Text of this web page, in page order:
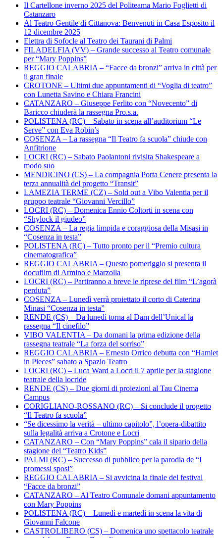
Il Cartellone inverno 2025 del Politeama Mario Foglietti di
Catanzaro
Al Teatro Gentile di Cittanova: Benvenuti in Casa Esposito il
12 dicembre 2025
Elettra di Sofocle al Teatro dei Taurani di Palmi
FILADELFIA (VV) – Grande successo al Teatro comunale
per “Mary Poppins”
REGGIO CALABRIA – “Facce da bronzi” arriva in città per
il gran finale
CROTONE – Ultimi due appuntamenti di “Voglia di teatro”
con Lunetta Savino e Chiara Francini
CATANZARO – Giuseppe Ferlito con “Novecento” di
Baricco chiuderà la rassegna Pro.s.a.
POLISTENA (RC) – Sabato in scena all’auditorium “Le
Serve” con Eva Robin’s
COSENZA – La rassegna “Il Teatro fa scuola” chiude con
Anfitrione
LOCRI (RC) – Sabato Paolantoni rivisita Shakespeare a
modo suo
MENDICINO (CS) – La compagnia Porta Cenere presenta la
terza annualità del progetto “Transit”
LAMEZIA TERME (CZ) – Sold out a Vibo Valentia per il
gruppo teatrale “Giovanni Vercillo”
LOCRI (RC) – Domenica Ennio Coltorti in scena con
“Shylock il giudeo”
COSENZA – La regia limpida e coraggiosa della Misasi in
“Cosenza in testa”
POLISTENA (RC) – Tutto pronto per il “Premio cultura
cinematografica”
REGGIO CALABRIA – Questo pomeriggio si presenta il
docufilm di Armino e Marzolla
LOCRI (RC) – Partiranno a breve le riprese del film “L’agorà
perduta”
COSENZA – Lunedì verrà proiettato il corto di Caterina
Minasi “Cosenza in testa”
RENDE (CS) – Da lunedì torna al Dam dell’Unical la
rassegna “Il cinefilo”
VIBO VALENTIA – Da domani la prima edizione della
rassegna teatrale “La forza del sorriso”
REGGIO CALABRIA – Ernesto Orrico debutta con “Hamlet
in Pieces” sabato a Spazio Teatro
LOCRI (RC) – Luca Ward a Locri il 7 aprile per la stagione
teatrale della locride
RENDE (CS) – Due giorni di proiezioni al Tau Cinema
Campus
CORIGLIANO-ROSSANO (RC) – Si conclude il progetto
“Il Teatro fa scuola”
“Se dicessimo la verità – ultimo capitolo”, l’opera-dibattito
sulla legalità arriva a Crotone e Locri
CATANZARO – Con “Mary Poppins” cala il sipario della
stagione del “Teatro Kids”
PALMI (RC) – Successo di pubblico per la parodia de “I
promessi sposi”
REGGIO CALABRIA – Si avvicina la finale del festival
“Facce da bronzi”
CATANZARO – Al Teatro Comunale domani appuntamento
con Mary Poppins
POLISTENA (RC) – Lunedì e martedì in scena la vita di
Giovanni Falcone
CASTROLIBERO (CS) – Domenica uno spettacolo teatrale